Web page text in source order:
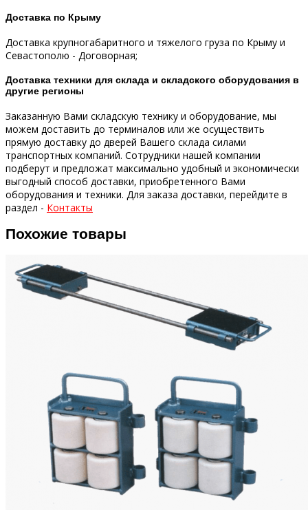
Доставка по Крыму
Доставка крупногабаритного и тяжелого груза по Крыму и
Севастополю - Договорная;
Доставка техники для склада и складского оборудования в
другие регионы
Заказанную Вами складскую технику и оборудование, мы
можем доставить до терминалов или же осуществить
прямую доставку до дверей Вашего склада силами
транспортных компаний. Сотрудники нашей компании
подберут и предложат максимально удобный и экономически
выгодный способ доставки, приобретенного Вами
оборудования и техники. Для заказа доставки, перейдите в
раздел - Контакты
Похожие товары